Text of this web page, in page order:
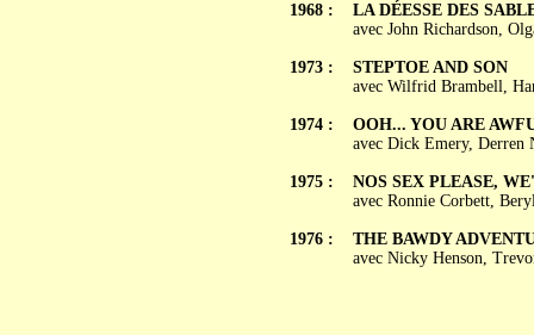
1968 :
1973 :
1974 :
1975 :
1976 :
LA DÉESSE DES
avec John Richardson,
STEPTOE AND SON
avec Wilfrid Brambell,
OOH... YOU ARE
avec Dick Emery, Derren
NOS SEX PLEASE,
avec Ronnie Corbett,
THE BAWDY
avec Nicky Henson,